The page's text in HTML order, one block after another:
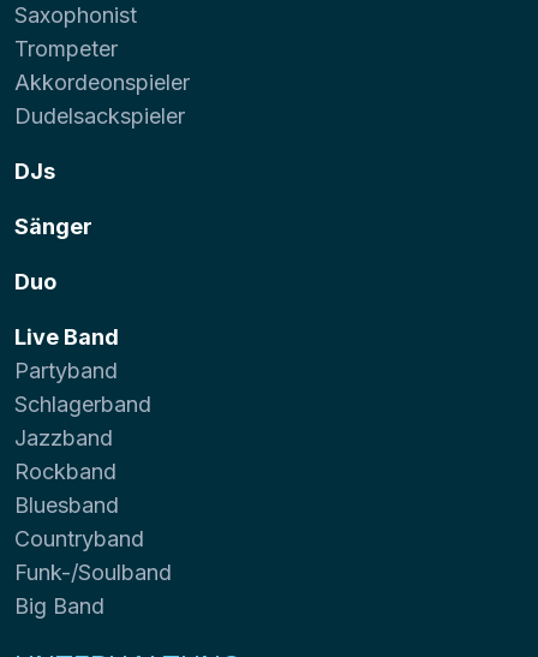
Saxophonist
Trompeter
Akkordeonspieler
Dudelsackspieler
DJs
Sänger
Duo
Live Band
Partyband
Schlagerband
Jazzband
Rockband
Bluesband
Countryband
Funk-/Soulband
Big Band